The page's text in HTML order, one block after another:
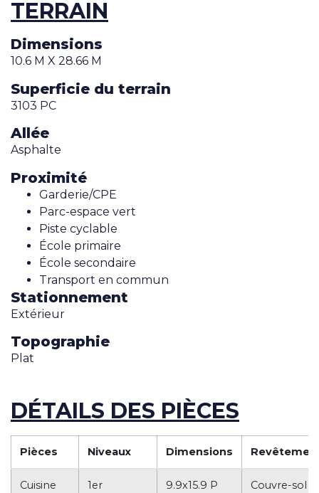
TERRAIN
Dimensions
10.6 M X 28.66 M
Superficie du terrain
3103 PC
Allée
Asphalte
Proximité
Garderie/CPE
Parc-espace vert
Piste cyclable
École primaire
École secondaire
Transport en commun
Stationnement
Extérieur
Topographie
Plat
DÉTAILS DES PIÈCES
Pièces Niveaux Dimensions
Cuisine
1er
9.9x15.9 P
Couvre-sol